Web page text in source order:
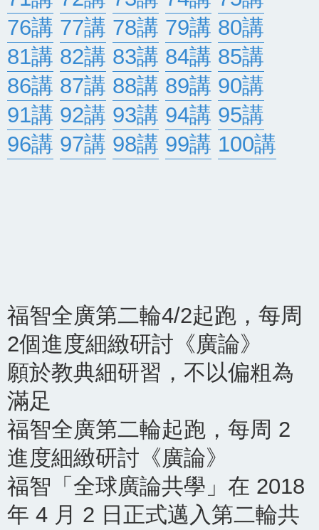
76講 77講 78講 79講 80講
81講 82講 83講 84講 85講
86講 87講 88講 89講 90講
91講 92講 93講 94講 95講
96講 97講 98講 99講 100講
福智全廣第二輪4/2起跑，每周
2個進度細緻研討《廣論》
願於教典細研習，不以偏粗為
滿足
福智全廣第二輪起跑，每周 2
進度細緻研討《廣論》
福智「全球廣論共學」在 2018
年 4 月 2 日正式邁入第二輪共